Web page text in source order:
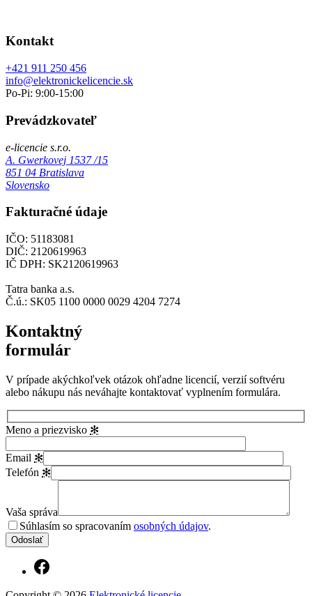
Kontakt
+421 911 250 456
info@elektronickelicencie.sk
Po-Pi: 9:00-15:00
Prevádzkovateľ
e-licencie s.r.o.
A. Gwerkovej 1537 /15
851 04 Bratislava
Slovensko
Fakturačné údaje
IČO: 51183081
DIČ: 2120619963
IČ DPH: SK2120619963
Tatra banka a.s.
Č.ú.: SK05 1100 0000 0029 4204 7274
Kontaktný
formulár
V prípade akýchkoľvek otázok ohľadne licencií, verzií softvéru
alebo nákupu nás neváhajte kontaktovať vyplnením formulára.
Meno a priezvisko ✻
Email ✻
Telefón ✻
Vaša správa
Súhlasím so spracovaním osobných údajov.